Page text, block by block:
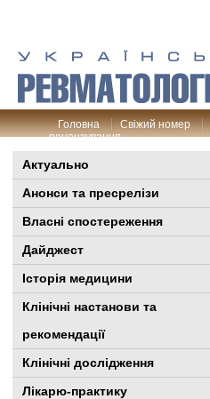
Головна Свіжий номер
рецензування
Актуально
Анонси та пресрелізи
Власні спостереження
Дайджест
Історія медицини
Клінiчні настанови та
рекомендації
Клінічні дослідження
Лікарю-практику